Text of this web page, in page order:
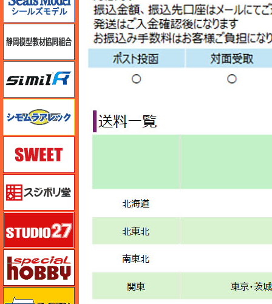
静岡模型協同組合
シミラー（similR）
スタジオ27・タブデザイン
スペシャルホビー
ズベズダ（Zvezda）